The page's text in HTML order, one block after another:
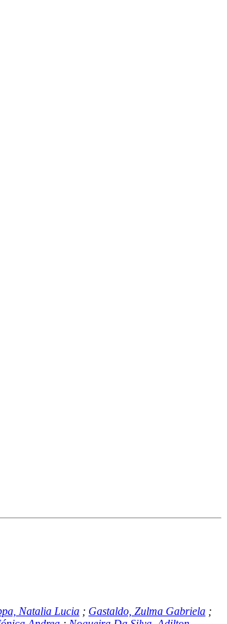
Natalia Lucia ; Gastaldo, Zulma Gabriela ;